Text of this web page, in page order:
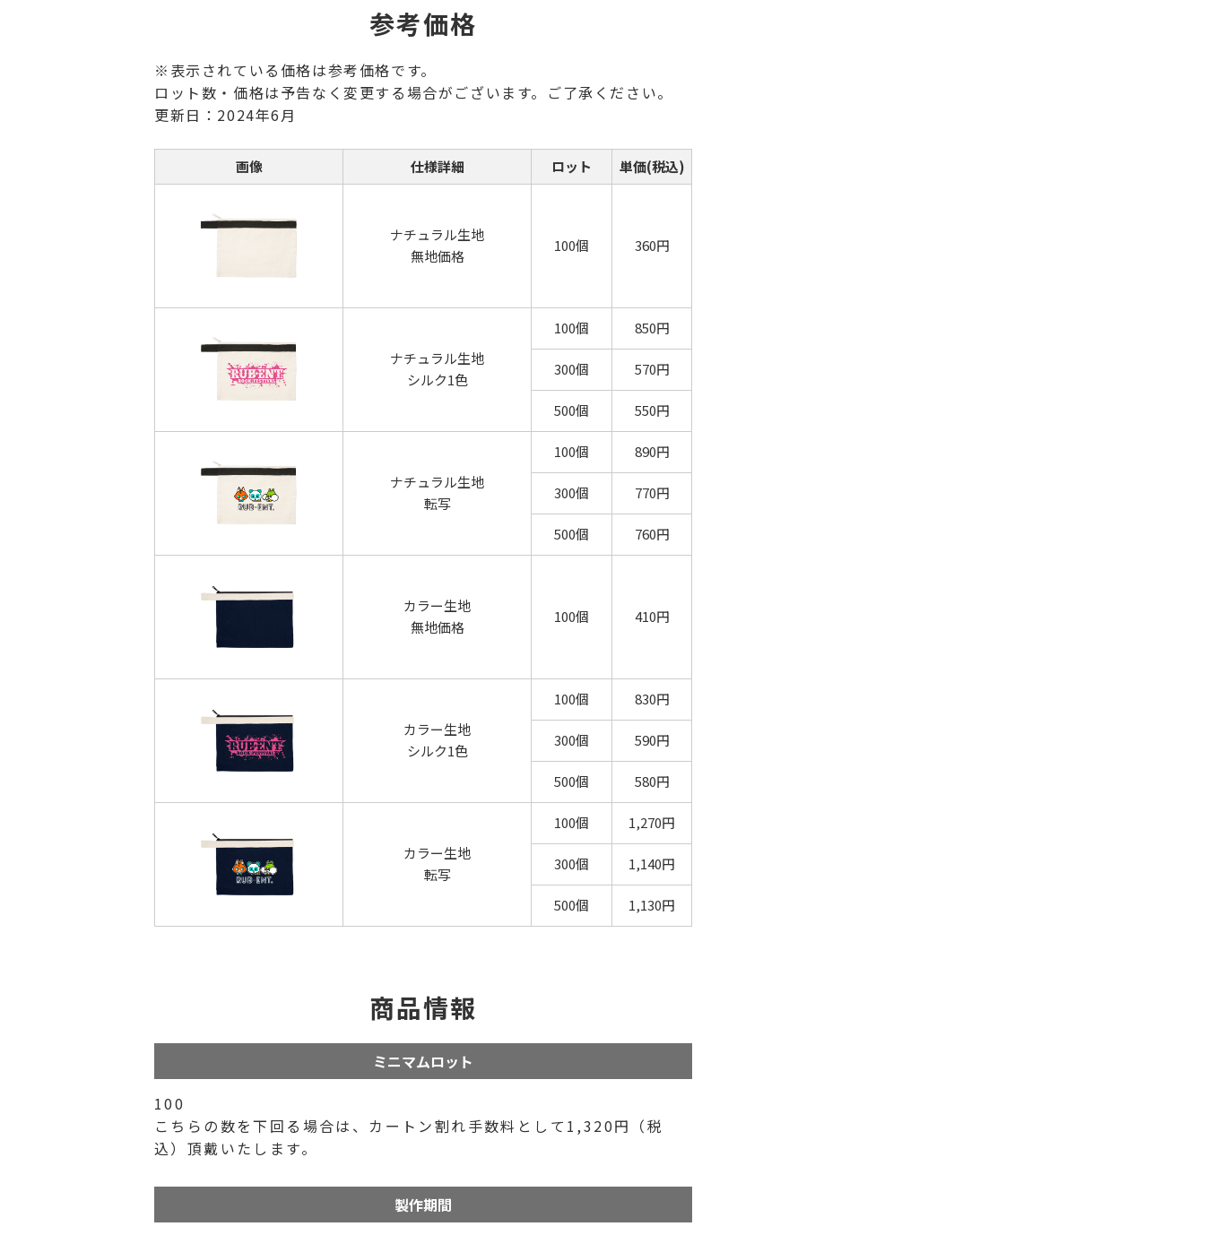
参考価格
※表示されている価格は参考価格です。
ロット数・価格は予告なく変更する場合がございます。ご了承ください。
更新日：2024年6月
画像 仕様詳細 ロット 単価(税込)
ナチュラル生地
無地価格
100個 360円
ナチュラル生地
シルク1色
100個 850円
300個 570円
500個 550円
ナチュラル生地
転写
100個 890円
300個 770円
500個 760円
カラー生地
無地価格
100個 410円
カラー生地
シルク1色
100個 830円
300個 590円
500個 580円
カラー生地
転写
100個 1,270円
300個 1,140円
500個 1,130円
商品情報
ミニマムロット
100
こちらの数を下回る場合は、カートン割れ手数料として1,320円（税
込）頂戴いたします。
製作期間